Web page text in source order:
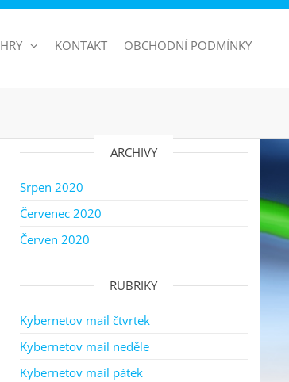
HRY KONTAKT OBCHODNÍ PODMÍNKY
ARCHIVY
Srpen 2020
Červenec 2020
Červen 2020
RUBRIKY
Kybernetov mail čtvrtek
Kybernetov mail neděle
Kybernetov mail pátek